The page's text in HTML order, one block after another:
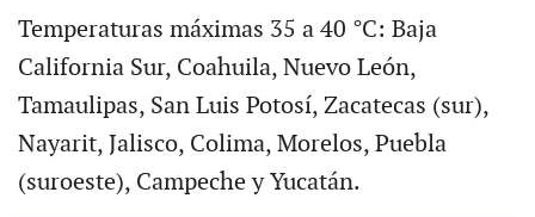
Temperaturas máximas 35 a 40 °C: Baja
California Sur, Coahuila, Nuevo León,
Tamaulipas, San Luis Potosí, Zacatecas (sur),
Nayarit, Jalisco, Colima, Morelos, Puebla
(suroeste), Campeche y Yucatán.